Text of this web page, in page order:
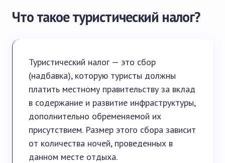
Что такое туристический налог?
Туристический налог — это сбор
(надбавка), которую туристы должны
платить местному правительству за вклад
в содержание и развитие инфраструктуры,
дополнительно обременяемой их
присутствием. Размер этого сбора зависит
от количества ночей, проведенных в
данном месте отдыха.